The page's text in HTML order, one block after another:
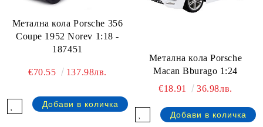
Метална кола Porsche 356
Coupe 1952 Norev 1:18 -
187451
€70.55 137.98лв.
Метална кола Porsche
Macan Bburago 1:24
€18.91
36.98лв.